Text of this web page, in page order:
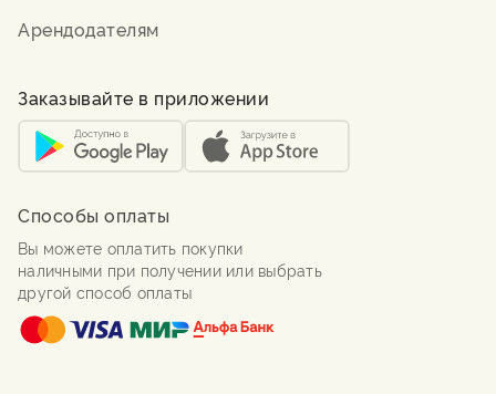
Арендодателям
Заказывайте в приложении
Способы оплаты
Вы можете оплатить покупки
наличными при получении или выбрать
другой способ оплаты